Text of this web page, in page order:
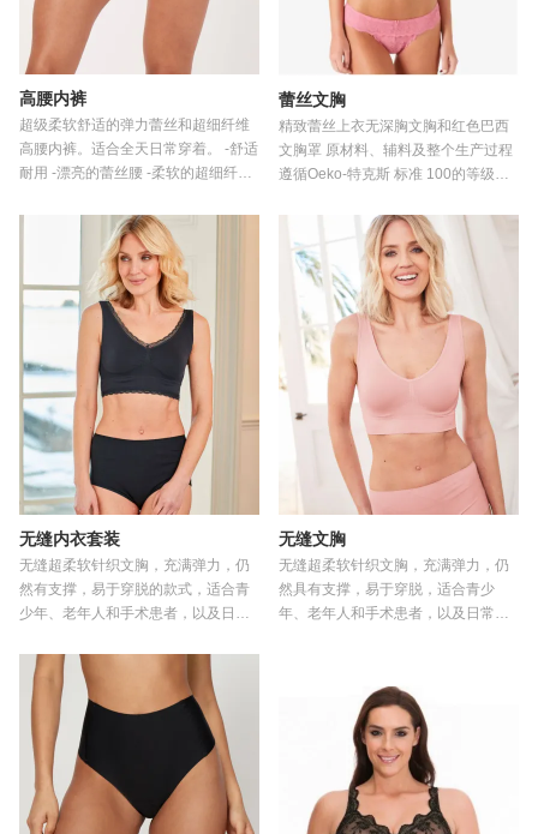
高腰内裤
超级柔软舒适的弹力蕾丝和超细纤维
高腰内裤。适合全天日常穿着。 -舒适
耐用 -漂亮的蕾丝腰 -柔软的超细纤维
蕾丝文胸
精致蕾丝上衣无深胸文胸和红色巴西
文胸罩 原材料、辅料及整个生产过程
遵循Oeko-特克斯 标准 100的等级和
尚与美 我们的工厂严格遵守 BSCI认
证 和 塞德斯
无缝内衣套装
无缝超柔软针织文胸，充满弹力，仍
然有支撑，易于穿脱的款式，适合青
少年、老年人和手术患者，以及日常
无缝文胸
无缝超柔软针织文胸，充满弹力，仍
然具有支撑，易于穿脱，适合青少
年、老年人和手术患者，以及日常舒